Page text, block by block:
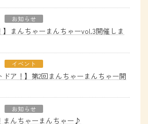
お知らせ
】まんちゃーまんちゃーvol.3開催しま
イベント
ドア！】第2回まんちゃーまんちゃー開
お知らせ
まんちゃーまんちゃー♪